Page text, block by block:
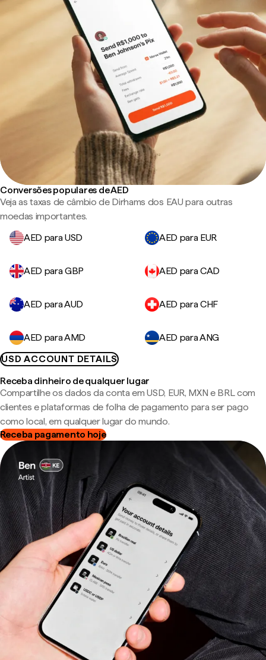
Conversões populares de AED
Veja as taxas de câmbio de Dirhams dos EAU para outras
moedas importantes.
AED para USD
AED para EUR
AED para GBP AED para CAD
AED para AUD AED para CHF
AED para AMD
AED para ANG
USD ACCOUNT DETAILS
Receba dinheiro de qualquer lugar
Compartilhe os dados da conta em USD, EUR, MXN e BRL com
clientes e plataformas de folha de pagamento para ser pago
como local, em qualquer lugar do mundo.
Receba pagamento hoje